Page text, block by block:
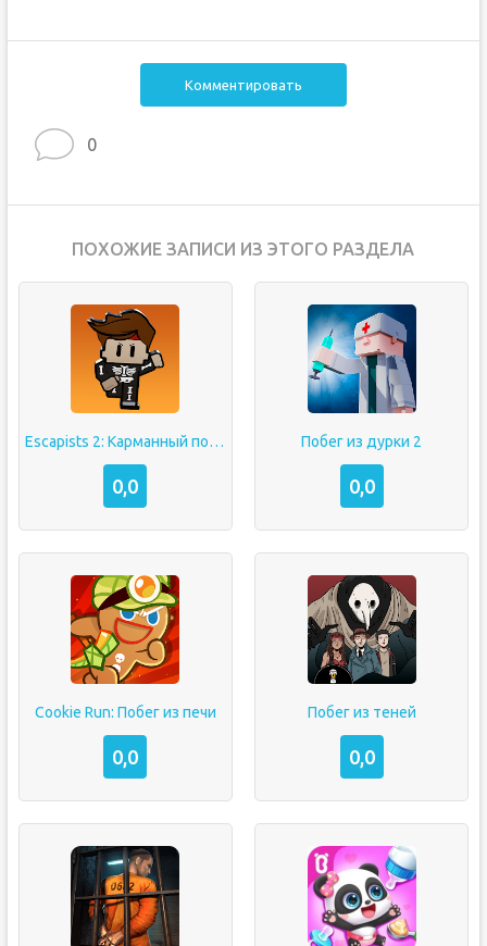
Комментировать
0
ПОХОЖИЕ ЗАПИСИ ИЗ ЭТОГО РАЗДЕЛА
Escapists 2: Карманный побег
0,0
Побег из дурки 2
0,0
Cookie Run: Побег из печи
0,0
Побег из теней
0,0